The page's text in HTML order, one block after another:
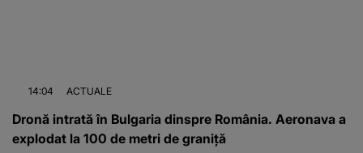
14:04 ACTUALE
Dronă intrată în Bulgaria dinspre România. Aeronava a
explodat la 100 de metri de graniță